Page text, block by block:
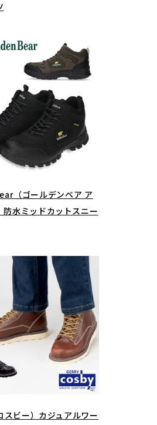
（ゴールデンベア ア
防水ミッドカットスニー
スビー）カジュアルワー